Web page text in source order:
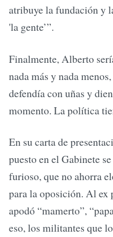
atribuye la fundación y
'la gente’”.
Finalmente, Alberto
nada más y nada
defendía con uñas y
momento. La política
En su carta de
puesto en el Gabinete
furioso, que no ahorra
para la oposición. Al
apodó “mamerto”,
eso, los militantes que